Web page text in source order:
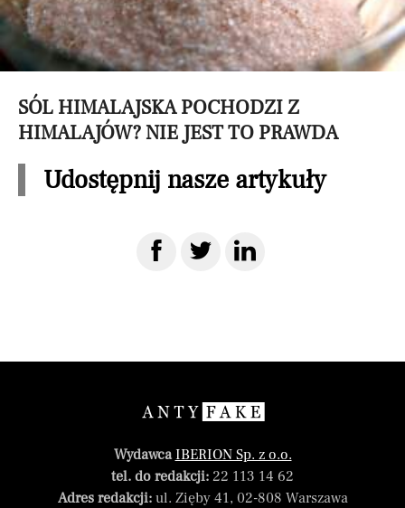
SÓL HIMALAJSKA POCHODZI Z
HIMALAJÓW? NIE JEST TO PRAWDA
Udostępnij nasze artykuły
WydawcaIBERION Sp. z o.o.
tel. do redakcji: 22 113 14 62
Adres redakcji:ul. Zięby 41, 02-808 Warszawa